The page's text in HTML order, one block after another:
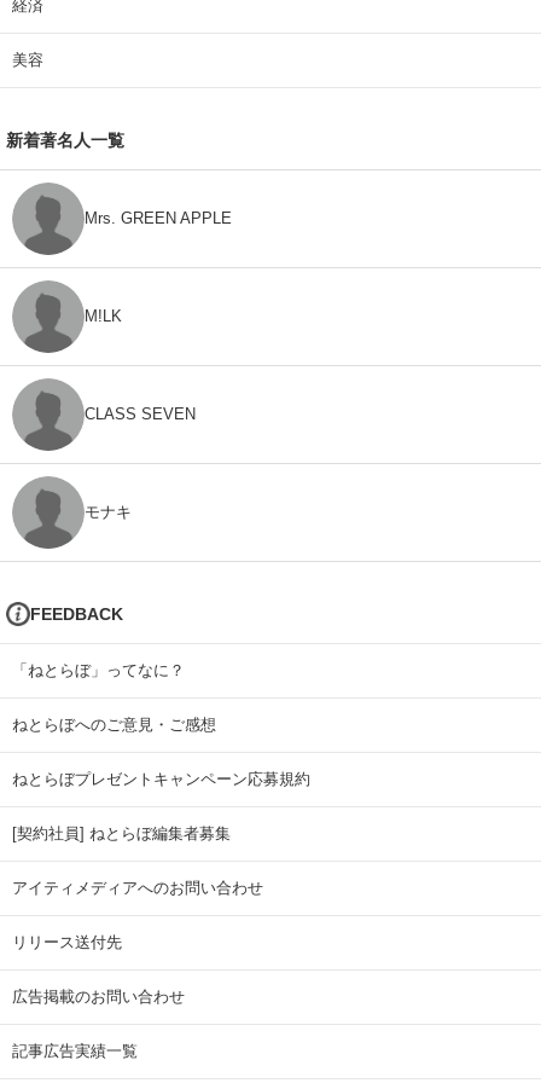
経済
美容
新着著名人一覧
Mrs. GREEN APPLE
M!LK
CLASS SEVEN
モナキ
FEEDBACK
「ねとらぼ」ってなに？
ねとらぼへのご意見・ご感想
ねとらぼプレゼントキャンペーン応募規約
[契約社員] ねとらぼ編集者募集
アイティメディアへのお問い合わせ
リリース送付先
広告掲載のお問い合わせ
記事広告実績一覧